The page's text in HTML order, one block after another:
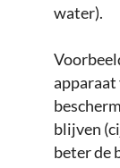
water).
apparaat
blijven
beter de